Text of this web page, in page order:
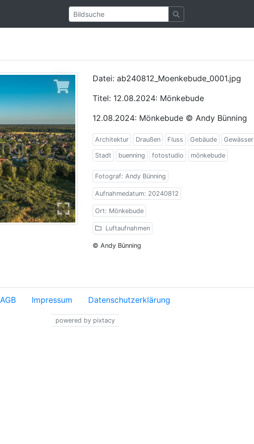
Datei: ab240812_Moenkebude_0001.jpg
Titel: 12.08.2024: Mönkebude
12.08.2024: Mönkebude © Andy Bünning
Architektur Draußen Fluss Gebäude Gewässer
Stadt buenning fotostudio mönkebude
Fotograf: Andy Bünning
Aufnahmedatum: 20240812
Ort: Mönkebude
Luftaufnahmen
© Andy Bünning
AGB Impressum Datenschutzerklärung
powered by pixtacy